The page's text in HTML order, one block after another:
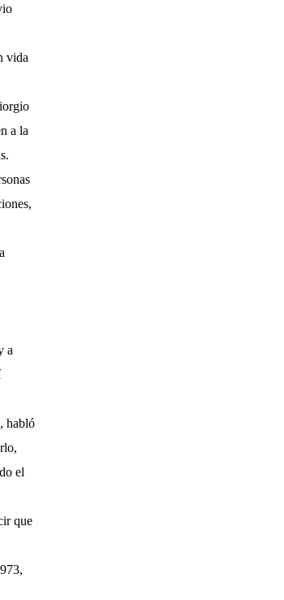
vida
a la
a
habló
el
que